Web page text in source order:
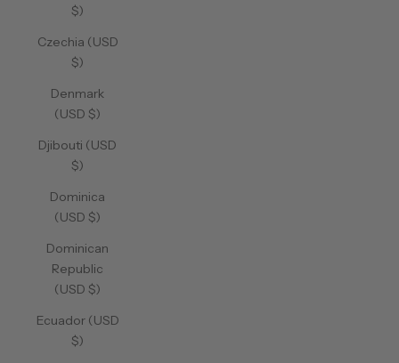
$)
Czechia (USD
$)
Denmark
(USD $)
Djibouti (USD
$)
Dominica
(USD $)
Dominican
Republic
(USD $)
Ecuador (USD
$)